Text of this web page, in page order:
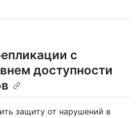
с
доступности
защиту от нарушений в